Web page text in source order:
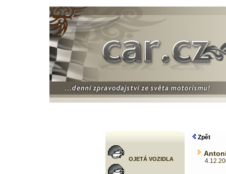
OJETÁ VOZIDLA
Zpět